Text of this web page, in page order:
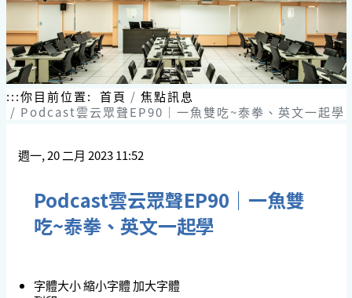
:::你目前位置: 首頁
焦點訊息
Podcast雲云眾聲EP90｜一魚雙吃~泰拳、英文一起學
週一, 20 二月 2023 11:52
Podcast雲云眾聲EP90｜一魚雙
吃~泰拳、英文一起學
字體大小縮小字體加大字體